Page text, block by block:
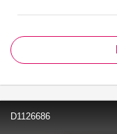
D1126686